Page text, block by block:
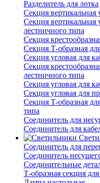
Разделитель для лотка
Секция вертикальная
Секция вертикальная
лестничного типа
Секция
Секция Т-образная
Секция угловая для
Секция
лестничного типа
Секция угловая для
Секция угловая для
Секция Т-образная
типа
Соединитель для
Соединитель для
Соединитель для
Соединитель
Соединительные
Т-образная секция